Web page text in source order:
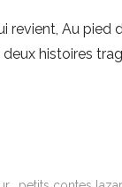
Au
histoires